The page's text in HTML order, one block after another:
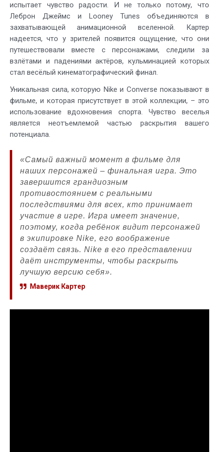
испытает чувство радости. И не только потому, что
Леброн Джеймс и Looney Tunes объединяются в
захватывающей анимационной вселенной. Картер
надеется, что у зрителей появится ощущение, что они
путешествовали вместе с персонажами, следили за
взлётами и падениями актёров, кульминацией которых
стал весёлый кинематографический финал.
Уникальная сила, которую Nike и Converse показывают в
фильме, и которая присутствует в этой коллекции, – это
использование вдохновения спорта. Чувство веселья
является неотъемлемой частью раскрытия вашего
потенциала.
«Самый важный момент в фильме для
наших персонажей – финальная игра. Это
завершится грандиозным
противостоянием с реальными
последствиями для всех, кто принимает
участие в игре. Игра имеет значение,
поэтому, когда ребёнок видит персонажей
в экипировке Nike, его воображение
создаёт связь. Nike в его представлении
даёт инструменты, чтобы раскрыть
лучшую версию себя».
Маверик Картер